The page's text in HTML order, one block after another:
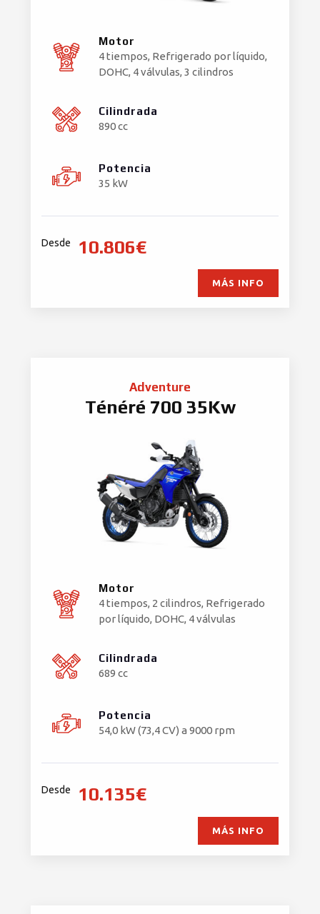
Motor
4 tiempos, Refrigerado por líquido,
DOHC, 4 válvulas, 3 cilindros
Cilindrada
890 cc
Potencia
35 kW
Desde 10.806€
MÁS INFO
Adventure
Ténéré 700 35Kw
Motor
4 tiempos, 2 cilindros, Refrigerado
por líquido, DOHC, 4 válvulas
Cilindrada
689 cc
Potencia
54,0 kW (73,4 CV) a 9000 rpm
Desde 10.135€
MÁS INFO